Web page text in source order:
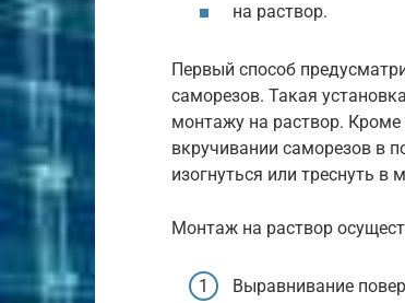
на раствор.
Первый способ
саморезов. Такая
монтажу на раствор. Кроме
вкручивании саморезов в
изогнуться или треснуть
Монтаж на раствор
Выравнивание